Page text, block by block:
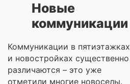
Новые
коммуникации
Коммуникации в пятиэтажках
и новостройках существенно
различаются – это уже
отметили многие новоселы.